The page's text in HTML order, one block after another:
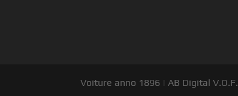
Voiture anno 1896 | AB Digital V.O.F.